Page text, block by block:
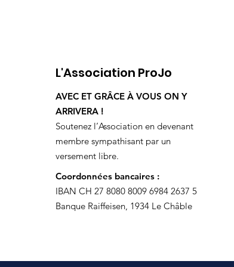
L'Association ProJo
AVEC ET GRÂCE À VOUS ON Y
ARRIVERA !
Soutenez l’Association en devenant
membre sympathisant par un
versement libre.
Coordonnées bancaires :
IBAN CH 27 8080 8009 6984 2637 5
Banque Raiffeisen, 1934 Le Châble